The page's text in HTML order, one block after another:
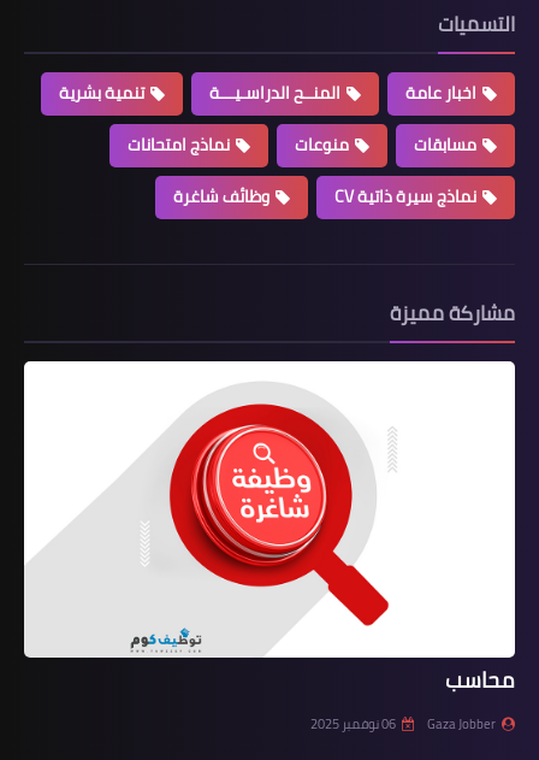
التسميات
اخبار عامة المنــح الدراسـيـــة
تنمية بشرية
مسابقات
منوعات
نماذج امتحانات
نماذج سيرة ذاتية CV
وظائف شاغرة
مشاركة مميزة
محاسب
Gaza Jobber 06 نوفمبر 2025